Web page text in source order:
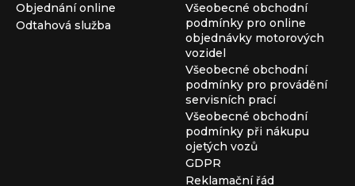
Objednání online
Odtahová služba
Všeobecné obchodní
podmínky pro online
objednávky motorových
vozidel
Všeobecné obchodní
podmínky pro provádění
servisních prací
Všeobecné obchodní
podmínky při nákupu
ojetých vozů
GDPR
Reklamační řád